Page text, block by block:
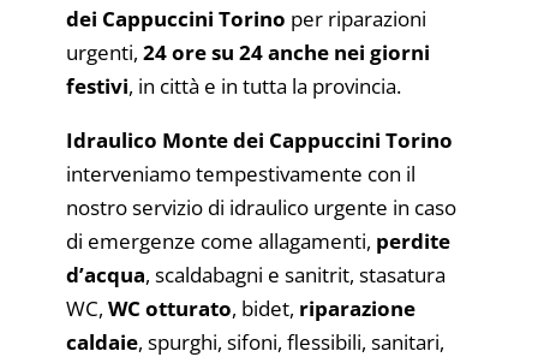
dei Cappuccini Torino per riparazioni
urgenti, 24 ore su 24 anche nei giorni
festivi, in città e in tutta la provincia.
Idraulico Monte dei Cappuccini Torino
interveniamo tempestivamente con il
nostro servizio di idraulico urgente in caso
di emergenze come allagamenti, perdite
d’acqua, scaldabagni e sanitrit, stasatura
WC, WC otturato, bidet, riparazione
caldaie, spurghi, sifoni, flessibili, sanitari,